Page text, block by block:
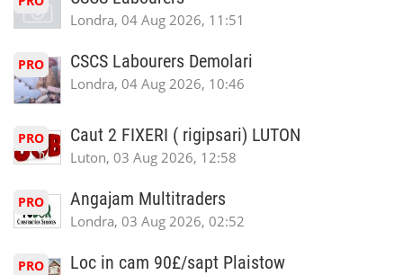
Londra, 04 Aug 2026, 11:51
PRO CSCS Labourers Demolari
Londra, 04 Aug 2026, 10:46
PRO Caut 2 FIXERI ( rigipsari) LUTON
Luton, 03 Aug 2026, 12:58
PRO Angajam Multitraders
Londra, 03 Aug 2026, 02:52
PRO Loc in cam 90£/sapt Plaistow